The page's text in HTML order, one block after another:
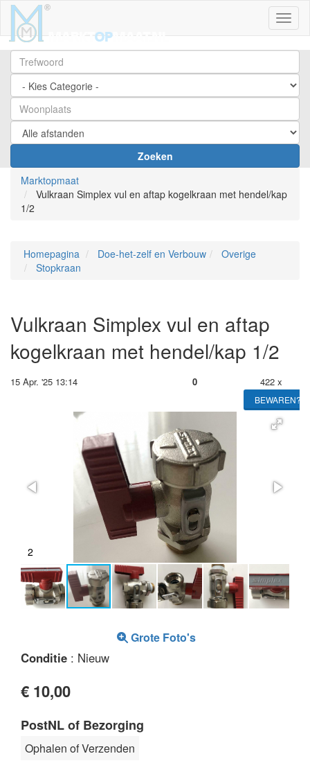
Zoeken
Marktopmaat
Vulkraan Simplex vul en aftap kogelkraan met hendel/kap
1/2
Homepagina Doe-het-zelf en Verbouw
Overige
Stopkraan
Vulkraan Simplex vul en aftap
kogelkraan met hendel/kap 1/2
15 Apr. '25 13:14 0 422 x
BEWAREN?
2
Grote Foto's
Conditie : Nieuw
€ 10,00
PostNL of Bezorging
Ophalen of Verzenden